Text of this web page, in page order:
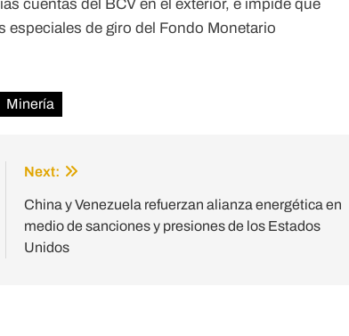
cuentas del BCV en el exterior, e impide que
especiales de giro del Fondo Monetario
Minería
Next:
China y Venezuela refuerzan alianza energética en
medio de sanciones y presiones de los Estados
Unidos